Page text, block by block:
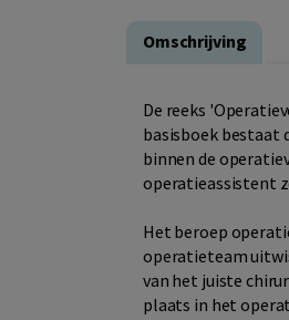
Omschrijving
De reeks
basisboek bestaat
binnen de
operatieassistent
Het beroep
operatieteam
van het juiste
plaats in het